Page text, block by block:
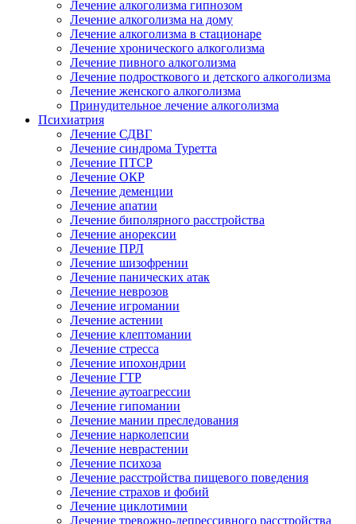
Лечение алкоголизма гипнозом
Лечение алкоголизма на дому
Лечение алкоголизма в стационаре
Лечение хронического алкоголизма
Лечение пивного алкоголизма
Лечение подросткового и детского алкоголизма
Лечение женского алкоголизма
Принудительное лечение алкоголизма
Психиатрия
Лечение СДВГ
Лечение синдрома Туретта
Лечение ПТСР
Лечение ОКР
Лечение деменции
Лечение апатии
Лечение биполярного расстройства
Лечение анорексии
Лечение ПРЛ
Лечение шизофрении
Лечение панических атак
Лечение неврозов
Лечение игромании
Лечение астении
Лечение клептомании
Лечение стресса
Лечение ипохондрии
Лечение ГТР
Лечение аутоагрессии
Лечение гипомании
Лечение мании преследования
Лечение нарколепсии
Лечение неврастении
Лечение психоза
Лечение расстройства пищевого поведения
Лечение страхов и фобий
Лечение циклотимии
Лечение тревожно-депрессивного расстройства